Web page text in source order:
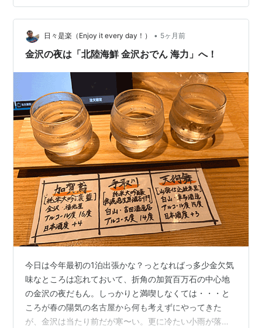
外を見ると気づくことがあります。 中から外を見ると、
それぞれこんな風にすべて違う景色になっています（も
う１方向は写真撮り忘れ）。 「それが何か意味がありま
すか？」と言われるとわかりません。設計者の意図した
日々是楽（Enjoy it every day！） • 5ヶ月前
金沢の夜は「北陸海鮮 金沢おでん 海力」へ！
今日は今年最初の1泊出張かな？っとなればっ多少金欠気
味なところは忘れておいて、折角の加賀百万石の中心地
の金沢の夜だもん。しっかりと満喫しなくては・・・と
ころが春の陽気の名古屋から何も考えずにやってきた
が、金沢は当たり前だが寒〜い。更に冷たい小雨が落ち